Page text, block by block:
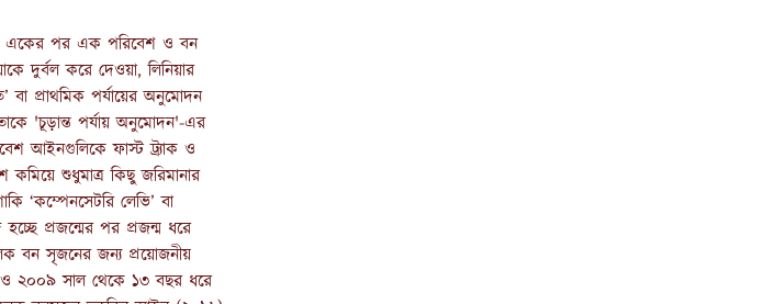
একের পর এক পরিবেশ ও বন
দুর্বল করে দেওয়া, লিনিয়ার
প্রাথমিক পর্যায়ের অনুমোদন
'চূড়ান্ত পর্যায় অনুমোদন'-এর
আইনগুলিকে ফাস্ট ট্র্যাক ও
শুধুমাত্র কিছু জরিমানার
‘কম্পেনসেটরি লেভি’ বা
প্রজন্মের পর প্রজন্ম ধরে
বন সৃজনের জন্য প্রয়োজনীয়
২০০৯ সাল থেকে ১৩ বছর ধরে